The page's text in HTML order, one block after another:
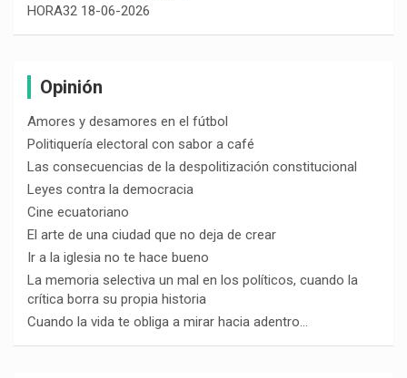
HORA32 18-06-2026
Opinión
Amores y desamores en el fútbol
Politiquería electoral con sabor a café
Las consecuencias de la despolitización constitucional
Leyes contra la democracia
Cine ecuatoriano
El arte de una ciudad que no deja de crear
Ir a la iglesia no te hace bueno
La memoria selectiva un mal en los políticos, cuando la
crítica borra su propia historia
Cuando la vida te obliga a mirar hacia adentro…